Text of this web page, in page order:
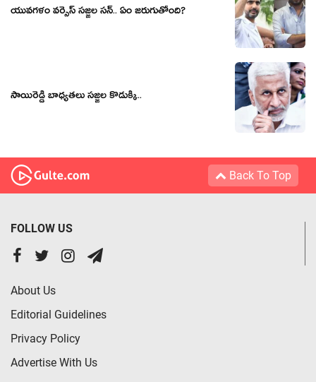
యువ‌గ‌ళం వ‌ర్సెస్ స‌జ్జ‌ల స‌న్‌.. ఏం జ‌రుగుతోంది?
సాయిరెడ్డి బాధ్యతలు సజ్జల కొడుక్కి..
Back To Top
FOLLOW US
About Us
Editorial Guidelines
Privacy Policy
Advertise With Us